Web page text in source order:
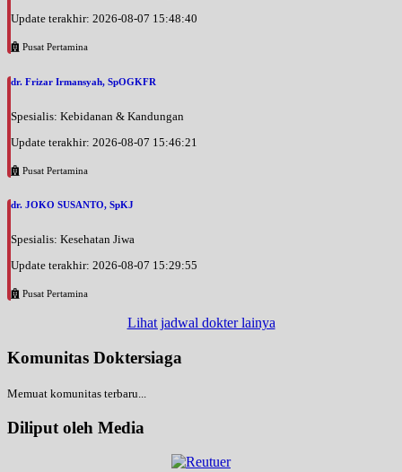
Update terakhir: 2026-08-07 15:48:40
Pusat Pertamina
dr. Frizar Irmansyah, SpOGKFR
Spesialis: Kebidanan & Kandungan
Update terakhir: 2026-08-07 15:46:21
Pusat Pertamina
dr. JOKO SUSANTO, SpKJ
Spesialis: Kesehatan Jiwa
Update terakhir: 2026-08-07 15:29:55
Pusat Pertamina
Lihat jadwal dokter lainya
Komunitas Doktersiaga
Memuat komunitas terbaru...
Diliput oleh Media